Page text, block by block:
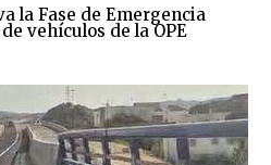
la Fase de Emergencia
vehículos de la OPE